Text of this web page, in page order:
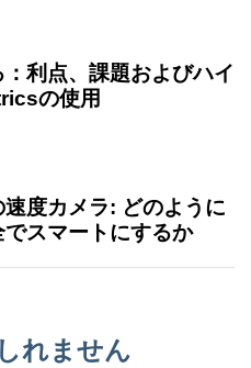
利点、課題およびハイ
の使用
度カメラ: どのように
スマートにするか
れません